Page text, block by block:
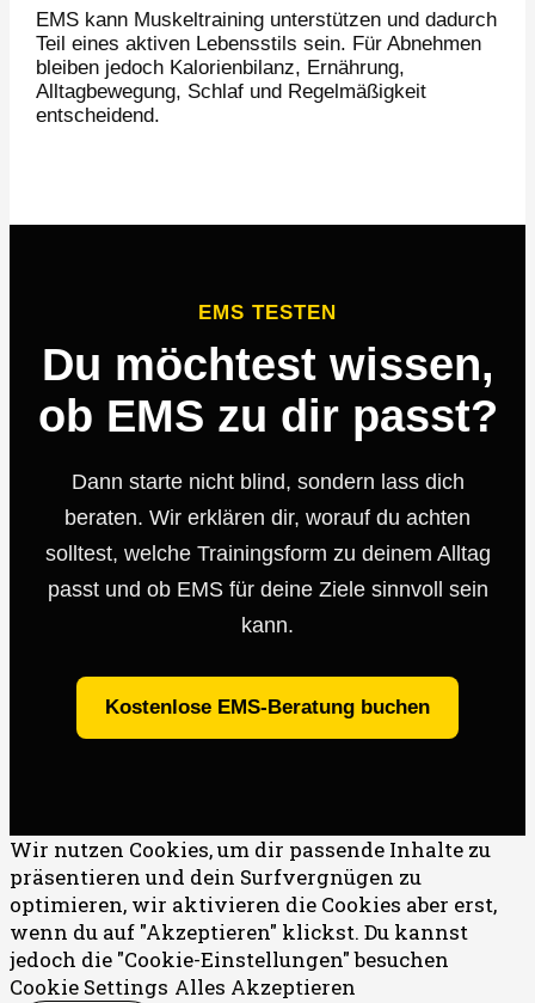
EMS kann Muskeltraining unterstützen und dadurch
Teil eines aktiven Lebensstils sein. Für Abnehmen
bleiben jedoch Kalorienbilanz, Ernährung,
Alltagbewegung, Schlaf und Regelmäßigkeit
entscheidend.
EMS TESTEN
Du möchtest wissen,
ob EMS zu dir passt?
Dann starte nicht blind, sondern lass dich
beraten. Wir erklären dir, worauf du achten
solltest, welche Trainingsform zu deinem Alltag
passt und ob EMS für deine Ziele sinnvoll sein
kann.
Kostenlose EMS-Beratung buchen
Wir nutzen Cookies, um dir passende Inhalte zu
präsentieren und dein Surfvergnügen zu
optimieren, wir aktivieren die Cookies aber erst,
wenn du auf "Akzeptieren" klickst. Du kannst
jedoch die "Cookie-Einstellungen" besuchen
Cookie Settings Alles Akzeptieren